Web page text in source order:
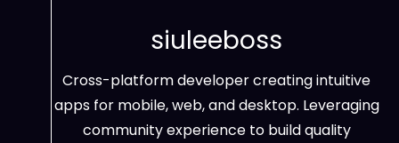
siuleeboss
Cross-platform developer creating intuitive
apps for mobile, web, and desktop. Leveraging
community experience to build quality